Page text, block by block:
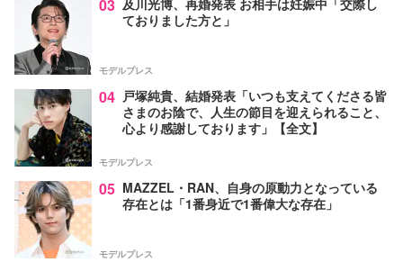
03 及川光博、再婚発表 お相手は妊娠中「交際し
ておりました方と」
モデルプレス
04 戸塚純貴、結婚発表「いつも支えてくださる皆
さまのお陰で、人生の節目を迎えられること、
心より感謝しております」【全文】
モデルプレス
05 MAZZEL・RAN、自身の原動力となっている
存在とは「1番身近で1番偉大な存在」
モデルプレス